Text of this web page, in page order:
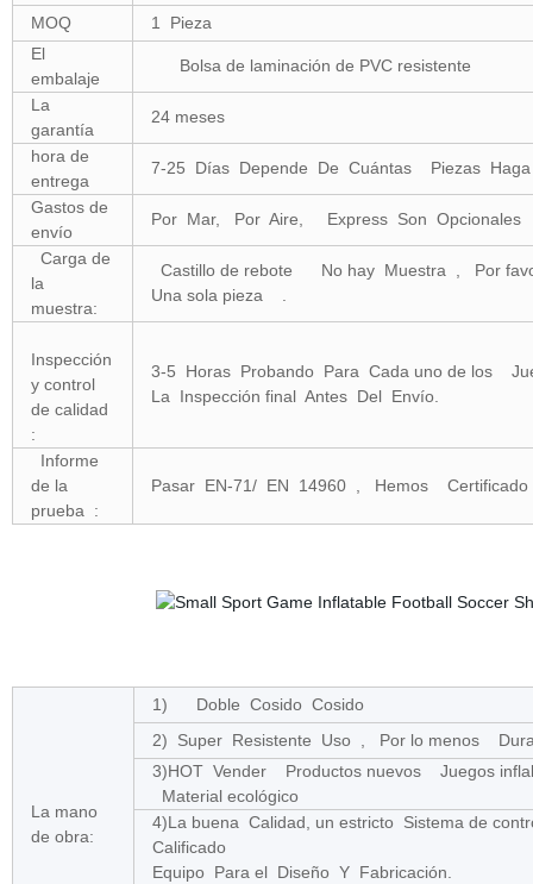
MOQ
1 Pieza
El
embalaje
Bolsa de laminación de PVC resistente
La
garantía
24 meses
hora de
entrega
7-25 Días Depende De Cuántas Piezas Haga
Gastos de
envío
Por Mar, Por Aire, Express Son Opcionales
Carga de
la
muestra:
Castillo de rebote No hay Muestra , Por
Una sola pieza .
Inspección
y control
de calidad
:
3-5 Horas Probando Para Cada uno de los
La Inspección final Antes Del Envío.
Informe
de la
prueba :
Pasar EN-71/ EN 14960 , Hemos
La mano
de obra:
1) Doble Cosido Cosido
2) Super Resistente Uso , Por lo menos
3)HOT Vender Productos nuevos Juegos
Material ecológico
4)La buena Calidad, un estricto Sistema de
Calificado
Equipo Para el Diseño Y Fabricación.